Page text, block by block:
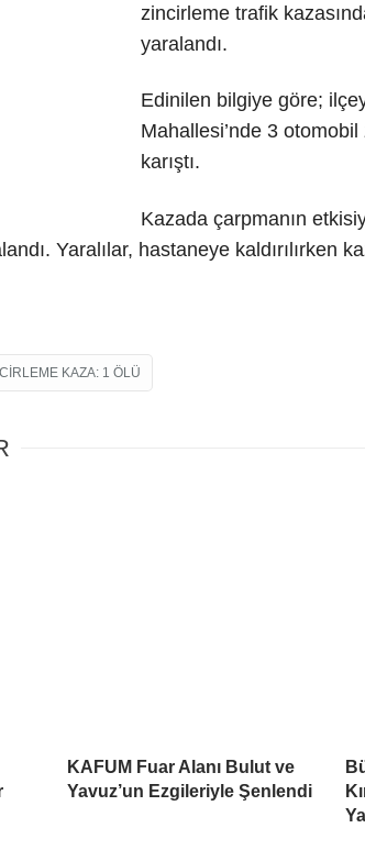
zincirleme trafik
yaralandı.
Edinilen bilgiye göre;
Mahallesi’nde 3
karıştı.
Kazada çarpmanın
Yaralılar, hastaneye kaldırılırken
KAZA: 1 ÖLÜ
KAFUM Fuar Alanı Bulut ve
Yavuz’un Ezgileriyle Şenlendi